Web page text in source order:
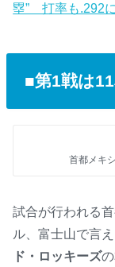
塁” 打率も.292
■第1戦は
首都メキ
試合が行われる
ル、富士山で言
ド・ロッキーズ